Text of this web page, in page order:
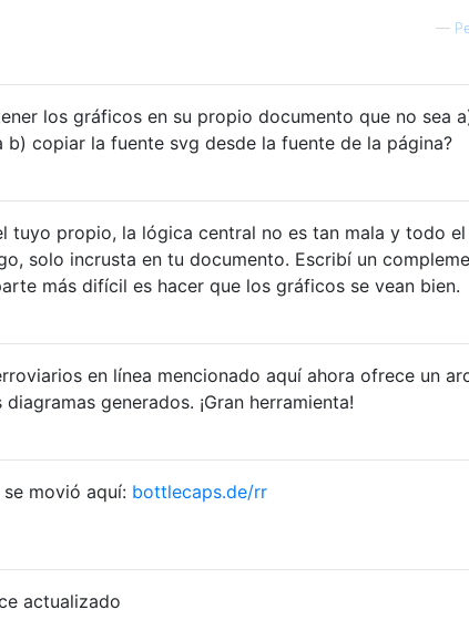
—
los gráficos en su propio documento que no sea
b) copiar la fuente svg desde la fuente de la página?
tuyo propio, la lógica central no es tan mala y todo el
solo incrusta en tu documento. Escribí un
más difícil es hacer que los gráficos se vean bien.
en línea mencionado aquí ahora ofrece un
generados. ¡Gran herramienta!
movió aquí: bottlecaps.de/rr
actualizado